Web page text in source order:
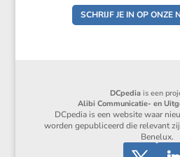
SCHRIJF JE IN OP ONZE
DCpedia is een
Alibi Communicatie- en
DCpedia is een website waar
worden gepubliceerd die relevant
Benelux.